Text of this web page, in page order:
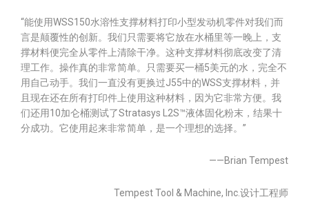
“能使用WSS150水溶性支撑材料打印小型发动机零件对我们而
言是颠覆性的创新。我们只需要将它放在水桶里等一晚上，支
撑材料便完全从零件上清除干净。这种支撑材料彻底改变了清
理工作。操作真的非常简单。只需要买一桶5美元的水，完全不
用自己动手。我们一直没有更换过J55中的WSS支撑材料，并
且现在还在所有打印件上使用这种材料，因为它非常方便。我
们还用10加仑桶测试了Stratasys L2S™液体固化粉末，结果十
分成功。它使用起来非常简单，是一个理想的选择。”
——Brian Tempest
Tempest Tool & Machine, Inc.设计工程师